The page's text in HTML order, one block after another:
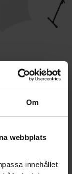
Om
webbplats
innehållet
GÅ TILL PRODUKT